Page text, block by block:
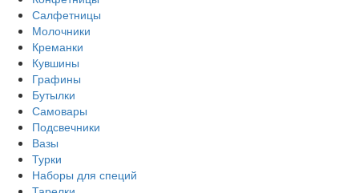
Салфетницы
Молочники
Креманки
Кувшины
Графины
Бутылки
Самовары
Подсвечники
Вазы
Турки
Наборы для специй